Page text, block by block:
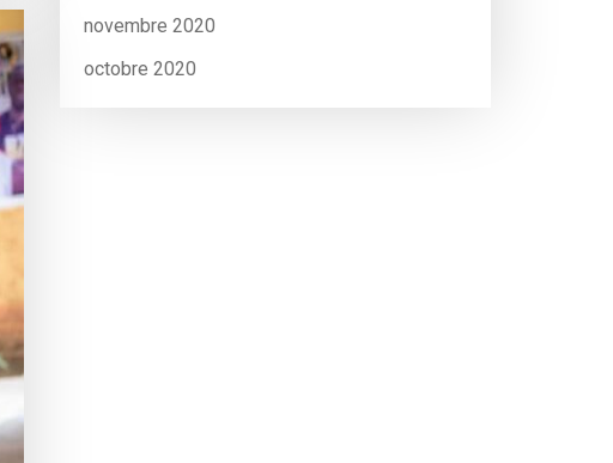
novembre 2020
octobre 2020